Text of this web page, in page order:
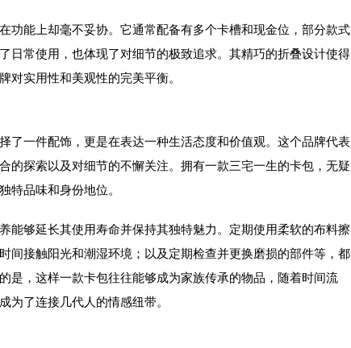
功能上却毫不妥协。它通常配备有多个卡槽和现金位，部分款式
日常使用，也体现了对细节的极致追求。其精巧的折叠设计使得
对实用性和美观性的完美平衡。
了一件配饰，更是在表达一种生活态度和价值观。这个品牌代表
的探索以及对细节的不懈关注。拥有一款三宅一生的卡包，无疑
特品味和身份地位。
能够延长其使用寿命并保持其独特魅力。定期使用柔软的布料擦
间接触阳光和潮湿环境；以及定期检查并更换磨损的部件等，都
是，这样一款卡包往往能够成为家族传承的物品，随着时间流
为了连接几代人的情感纽带。